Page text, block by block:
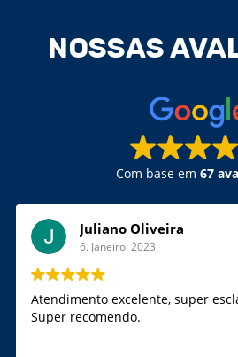
NOSSAS
Com base em 67
Juliano Oliveira
6. Janeiro, 2023.
Atendimento excelente, super
Super recomendo.